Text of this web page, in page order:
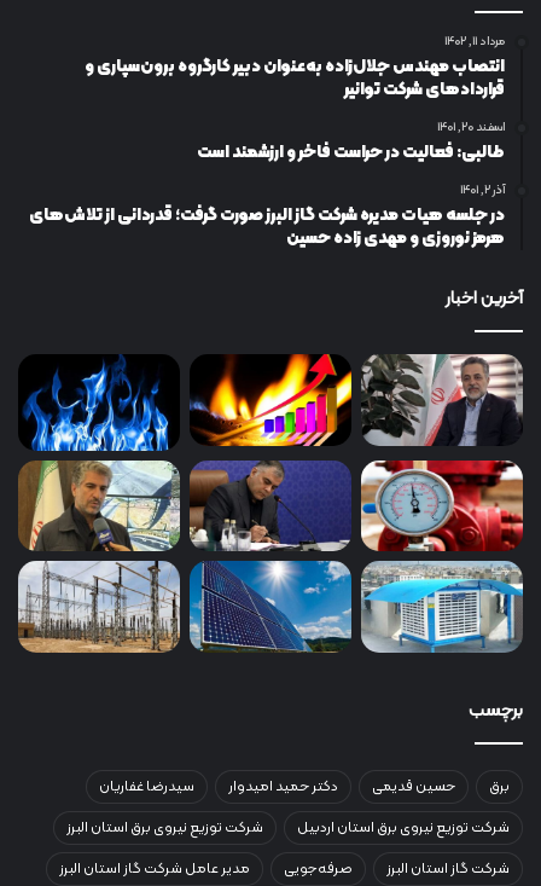
مرداد ۱۱, ۱۴۰۲
انتصاب مهندس جلال‌زاده به‌عنوان دبیر كارگروه برون‌سپاری و
قراردادهای شركت توانیر
اسفند ۲۰, ۱۴۰۱
طالبی: فعالیت در حراست فاخر و ارزشمند است
آذر ۲, ۱۴۰۱
در جلسه هیات مدیره شرکت گاز البرز صورت گرفت؛ قدردانی از تلاش‌های
هرمز نوروزی و مهدی زاده حسین
آخرین اخبار
برچسب
برق حسین قدیمی دکتر حمید امیدوار
سیدرضا غفاریان
شرکت توزیع نیروی برق استان اردبیل
شرکت توزیع نیروی برق استان البرز
شرکت گاز استان البرز
صرفه‌جویی
مدیر عامل شرکت گاز استان البرز